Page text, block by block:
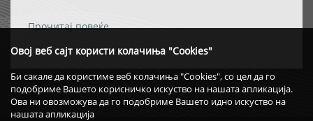
Овој веб сајт користи колачиња "Cookies"
Би сакале да користиме веб колачиња "Cookies", со цел да го
подобриме Вашето корисничко искуство на нашата апликација.
Ова ни овозможува да го подобриме Вашето идно искуство на
нашата апликација
академско признание – титулата „Doctor Honoris
Хфз. Шаќир ефенди Фетаи.
Прочитај повеќе